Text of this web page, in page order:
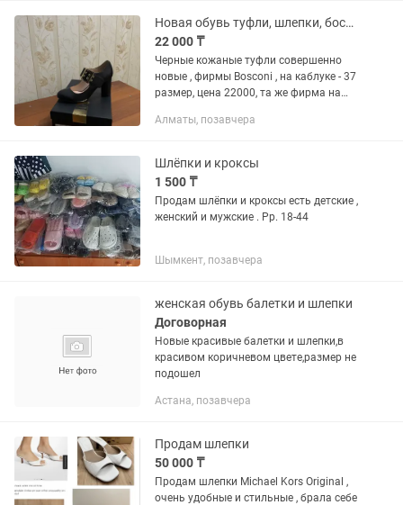
Новая обувь туфли, шлепки, босоножки
22 000 ₸
Черные кожаные туфли совершенно
новые , фирмы Bosconi , на каблуке - 37
размер, цена 22000, та же фирма на
25000 Черные босоножки , новые ,
Алматы, позавчера
Шлёпки и кроксы
1 500 ₸
Продам шлёпки и кроксы есть детские ,
женский и мужские . Рр. 18-44
Шымкент, позавчера
женская обувь балетки и шлепки
Договорная
Новые красивые балетки и шлепки,в
красивом коричневом цвете,размер не
подошел
Астана, позавчера
Продам шлепки
50 000 ₸
Продам шлепки Michael Kors Original ,
очень удобные и стильные , брала себе